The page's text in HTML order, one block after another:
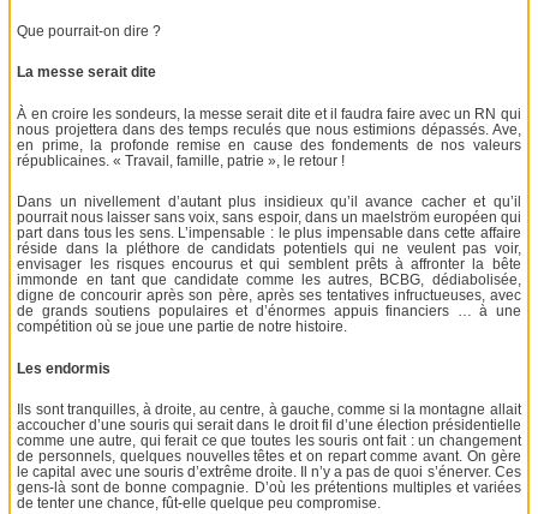
Que pourrait-on dire ?
La messe serait dite
À en croire les sondeurs, la messe serait dite et il faudra faire avec un RN qui
nous projettera dans des temps reculés que nous estimions dépassés. Ave,
en prime, la profonde remise en cause des fondements de nos valeurs
républicaines. « Travail, famille, patrie », le retour !
Dans un nivellement d’autant plus insidieux qu’il avance cacher et qu’il
pourrait nous laisser sans voix, sans espoir, dans un maelström européen qui
part dans tous les sens. L’impensable : le plus impensable dans cette affaire
réside dans la pléthore de candidats potentiels qui ne veulent pas voir,
envisager les risques encourus et qui semblent prêts à affronter la bête
immonde en tant que candidate comme les autres, BCBG, dédiabolisée,
digne de concourir après son père, après ses tentatives infructueuses, avec
de grands soutiens populaires et d’énormes appuis financiers … à une
compétition où se joue une partie de notre histoire.
Les endormis
Ils sont tranquilles, à droite, au centre, à gauche, comme si la montagne allait
accoucher d’une souris qui serait dans le droit fil d’une élection présidentielle
comme une autre, qui ferait ce que toutes les souris ont fait : un changement
de personnels, quelques nouvelles têtes et on repart comme avant. On gère
le capital avec une souris d’extrême droite. Il n’y a pas de quoi s’énerver. Ces
gens-là sont de bonne compagnie. D’où les prétentions multiples et variées
de tenter une chance, fût-elle quelque peu compromise.